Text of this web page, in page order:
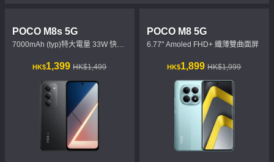
POCO M8s 5G
7000mAh (typ)特大電量 33W 快充
HK$1,399
現價 HK$1399HK$1,499
市場價格 HK$1,499
POCO M8 5G
6.77'' Amoled FHD+ 纖薄雙曲面屏
HK$1,899
現價 HK$1899HK$1,999
市場價格 HK$1,999